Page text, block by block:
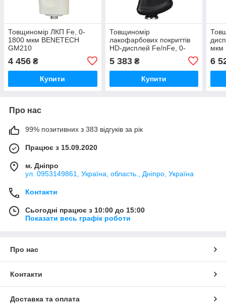
Товщиномір ЛКП Fe, 0-
1800 мкм BENETECH
GM210
4 456 ₴
Купити
Товщиномір
лакофарбових покриттів
HD-дисплей Fe/nFe, 0-
GT231
5 383₴
Купити
мкм
6
Про нас
99% позитивних з 383 відгуків за рік
Працює з 15.09.2020
м. Дніпро
ул. 0953149861, Україна, область., Дніпро, Україна
Контакти
Сьогодні працює з 10:00 до 15:00
Показати весь графік роботи
Про нас
Контакти
Доставка та оплата